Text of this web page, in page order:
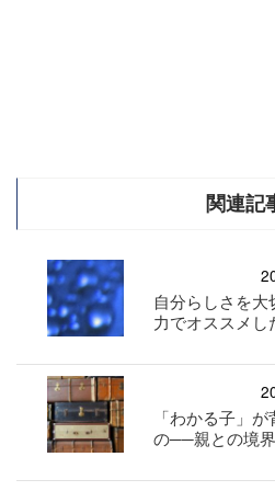
関連記
自分らしさを
力でオススメし
「わかる子」
の──親との境